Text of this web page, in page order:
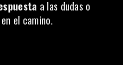
a las dudas o
el camino.